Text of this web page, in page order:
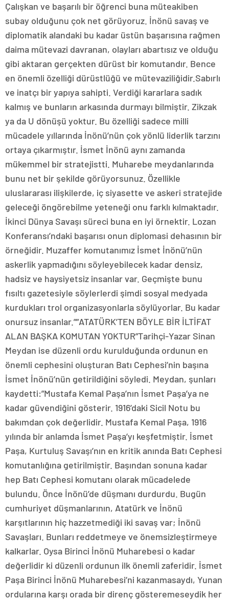
Çalışkan ve başarılı bir öğrenci buna müteakiben
subay olduğunu çok net görüyoruz. İnönü savaş ve
diplomatik alandaki bu kadar üstün başarısına rağmen
daima mütevazi davranan, olayları abartısız ve olduğu
gibi aktaran gerçekten dürüst bir komutandır. Bence
en önemli özelliği dürüstlüğü ve mütevaziliğidir.Sabırlı
ve inatçı bir yapıya sahipti. Verdiği kararlara sadık
kalmış ve bunların arkasında durmayı bilmiştir. Zikzak
ya da U dönüşü yoktur. Bu özelliği sadece milli
mücadele yıllarında İnönü’nün çok yönlü liderlik tarzını
ortaya çıkarmıştır. İsmet İnönü aynı zamanda
mükemmel bir stratejistti. Muharebe meydanlarında
bunu net bir şekilde görüyorsunuz. Özellikle
uluslararası ilişkilerde, iç siyasette ve askeri stratejide
geleceği öngörebilme yeteneği onu farklı kılmaktadır.
İkinci Dünya Savaşı süreci buna en iyi örnektir. Lozan
Konferansı’ndaki başarısı onun diplomasi dehasının bir
örneğidir. Muzaffer komutanımız İsmet İnönü’nün
askerlik yapmadığını söyleyebilecek kadar densiz,
hadsiz ve haysiyetsiz insanlar var. Geçmişte bunu
fısıltı gazetesiyle söylerlerdi şimdi sosyal medyada
kurdukları trol organizasyonlarla söylüyorlar. Bu kadar
onursuz insanlar.””ATATÜRK’TEN BÖYLE BİR İLTİFAT
ALAN BAŞKA KOMUTAN YOKTUR”Tarihçi-Yazar Sinan
Meydan ise düzenli ordu kurulduğunda ordunun en
önemli cephesini oluşturan Batı Cephesi’nin başına
İsmet İnönü’nün getirildiğini söyledi. Meydan, şunları
kaydetti:”Mustafa Kemal Paşa’nın İsmet Paşa’ya ne
kadar güvendiğini gösterir. 1916’daki Sicil Notu bu
bakımdan çok değerlidir. Mustafa Kemal Paşa, 1916
yılında bir anlamda İsmet Paşa’yı keşfetmiştir. İsmet
Paşa, Kurtuluş Savaşı’nın en kritik anında Batı Cephesi
komutanlığına getirilmiştir. Başından sonuna kadar
hep Batı Cephesi komutanı olarak mücadelede
bulundu. Önce İnönü’de düşmanı durdurdu. Bugün
cumhuriyet düşmanlarının, Atatürk ve İnönü
karşıtlarının hiç hazzetmediği iki savaş var; İnönü
Savaşları. Bunları reddetmeye ve önemsizleştirmeye
kalkarlar. Oysa Birinci İnönü Muharebesi o kadar
değerlidir ki düzenli ordunun ilk önemli zaferidir. İsmet
Paşa Birinci İnönü Muharebesi’ni kazanmasaydı, Yunan
ordularına karşı orada bir direnç gösteremeseydik her